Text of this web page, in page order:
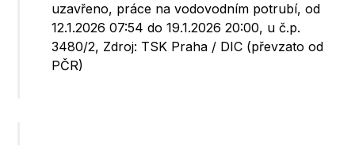
uzavřeno, práce na vodovodním potrubí, od
12.1.2026 07:54 do 19.1.2026 20:00, u č.p.
3480/2, Zdroj: TSK Praha / DIC (převzato od
PČR)